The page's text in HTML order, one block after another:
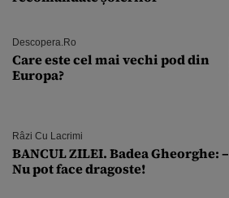
Descopera.ro
Care este cel mai vechi pod din
Europa?
Râzi Cu Lacrimi
BANCUL ZILEI. Badea Gheorghe: –
Nu pot face dragoste!